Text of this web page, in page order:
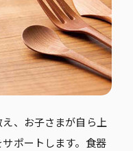
、お子さまが自ら上
ポートします。食器